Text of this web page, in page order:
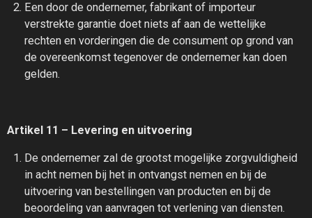
Een door de ondernemer, fabrikant of importeur
verstrekte garantie doet niets af aan de wettelijke
rechten en vorderingen die de consument op grond van
de overeenkomst tegenover de ondernemer kan doen
gelden.
Artikel 11 – Levering en uitvoering
De ondernemer zal de grootst mogelijke zorgvuldigheid
in acht nemen bij het in ontvangst nemen en bij de
uitvoering van bestellingen van producten en bij de
beoordeling van aanvragen tot verlening van diensten.